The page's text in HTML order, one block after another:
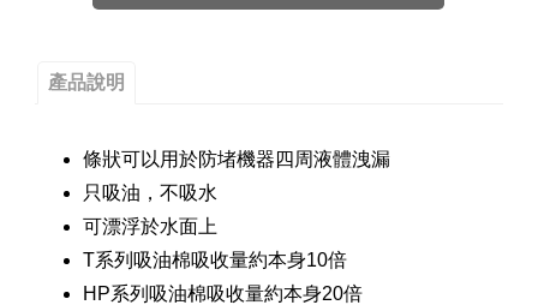
產品說明
條狀可以用於防堵機器四周液體洩漏
只吸油，不吸水
可漂浮於水面上
T系列吸油棉吸收量約本身10倍
HP系列吸油棉吸收量約本身20倍